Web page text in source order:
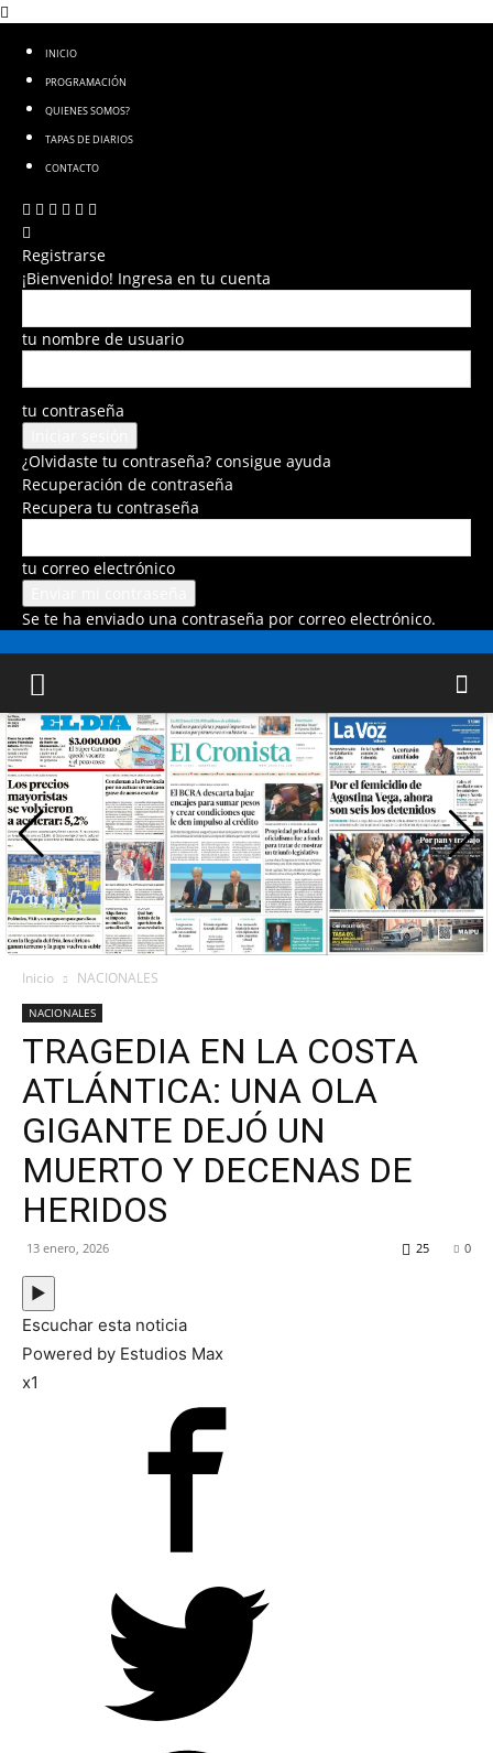
INICIO
PROGRAMACIÓN
QUIENES SOMOS?
TAPAS DE DIARIOS
CONTACTO
Registrarse
¡Bienvenido! Ingresa en tu cuenta
tu nombre de usuario
tu contraseña
¿Olvidaste tu contraseña? consigue ayuda
Recuperación de contraseña
Recupera tu contraseña
tu correo electrónico
Se te ha enviado una contraseña por correo electrónico.
Inicio NACIONALES
NACIONALES
TRAGEDIA EN LA COSTA
ATLÁNTICA: UNA OLA
GIGANTE DEJÓ UN
MUERTO Y DECENAS DE
HERIDOS
13 enero, 2026 0
25
▶
Escuchar esta noticia
Powered by Estudios Max
x1